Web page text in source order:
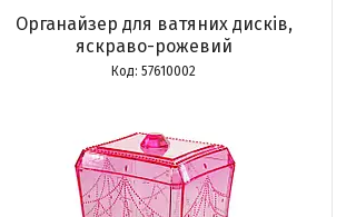
Органайзер для ватяних дисків,
яскраво-рожевий
57610002